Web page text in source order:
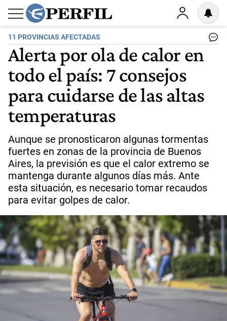
11 PROVINCIAS AFECTADAS
Alerta por ola de calor en
todo el país: 7 consejos
para cuidarse de las altas
temperaturas
Aunque se pronosticaron algunas tormentas
fuertes en zonas de la provincia de Buenos
Aires, la previsión es que el calor extremo se
mantenga durante algunos días más. Ante
esta situación, es necesario tomar recaudos
para evitar golpes de calor.